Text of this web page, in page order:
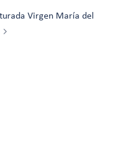
Virgen María del